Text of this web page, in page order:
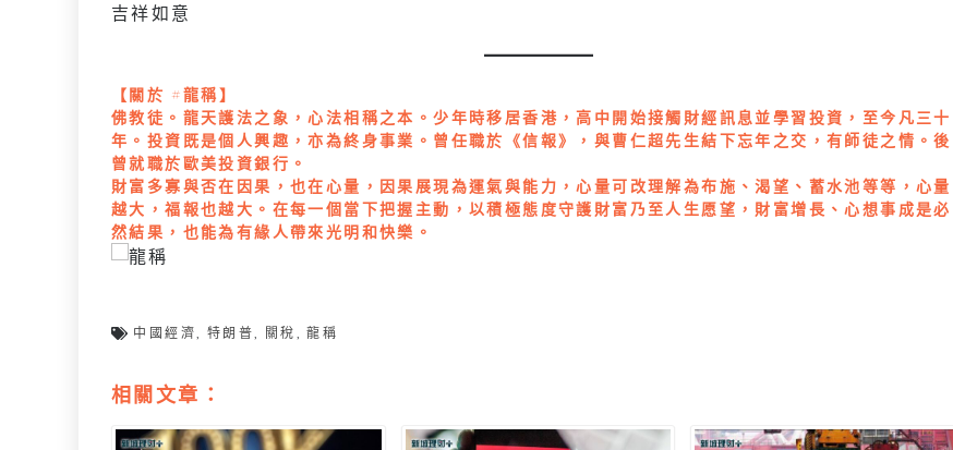
吉祥如意
【關於 #龍稱】
佛教徒。龍天護法之象，心法相稱之本。少年時移居香港，高中開始接觸財經訊息並學習投資，至今凡三十
年。投資既是個人興趣，亦為終身事業。曾任職於《信報》，與曹仁超先生結下忘年之交，有師徒之情。後
曾就職於歐美投資銀行。
財富多寡與否在因果，也在心量，因果展現為運氣與能力，心量可改理解為布施、渴望、蓄水池等等，心量
越大，福報也越大。在每一個當下把握主動，以積極態度守護財富乃至人生愿望，財富增長、心想事成是必
然結果，也能為有緣人帶來光明和快樂。
中國經濟 特朗普 關稅 ,龍稱
相關文章：